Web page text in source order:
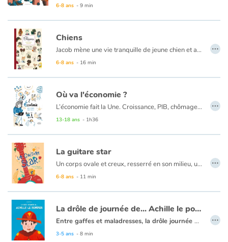
6-8 ans - 9 min
Chiens
Jacob mène une vie tranquille de jeune chien et aime réfléchir à son futur métier. Il est entouré d'amis qui ont des vies plus passionnantes les unes que les autres et c'est une vraie source d'inspiration pour lui... Alors, quelle sera finalement la vocation de Jacob ?
6-8 ans - 16 min
…
Où va l'économie ?
L’économie fait la Une. Croissance, PIB, chômage, mondialisation.... Derrière ces mots se trouvent des réalités très concrètes avec des conséquences directes sur nos vies. Comprendre le fonctionnement de l’économie, se poser des questions sur la croissance (est-elle nécessaire ?), la consommation (ai-je besoin de tout acheter ?), le travail (quel métier ferai-je plus tard ?), les impacts
13-18 ans - 1h36
…
La guitare star
Un corps ovale et creux, resserré en son milieu, une ouïe ronde, cernée d'une rosace, un long manche, coiffé d'une tête munie de clefs, et de six cordes… c'est la guitare acoustique !
6-8 ans - 11 min
…
La drôle de journée de... Achille le pompier
Entre gaffes et maladresses, la drôle journée d'Achille est un album plein d'humour qui fera rire les petits et grands pompiers !
3-5 ans - 8 min
…